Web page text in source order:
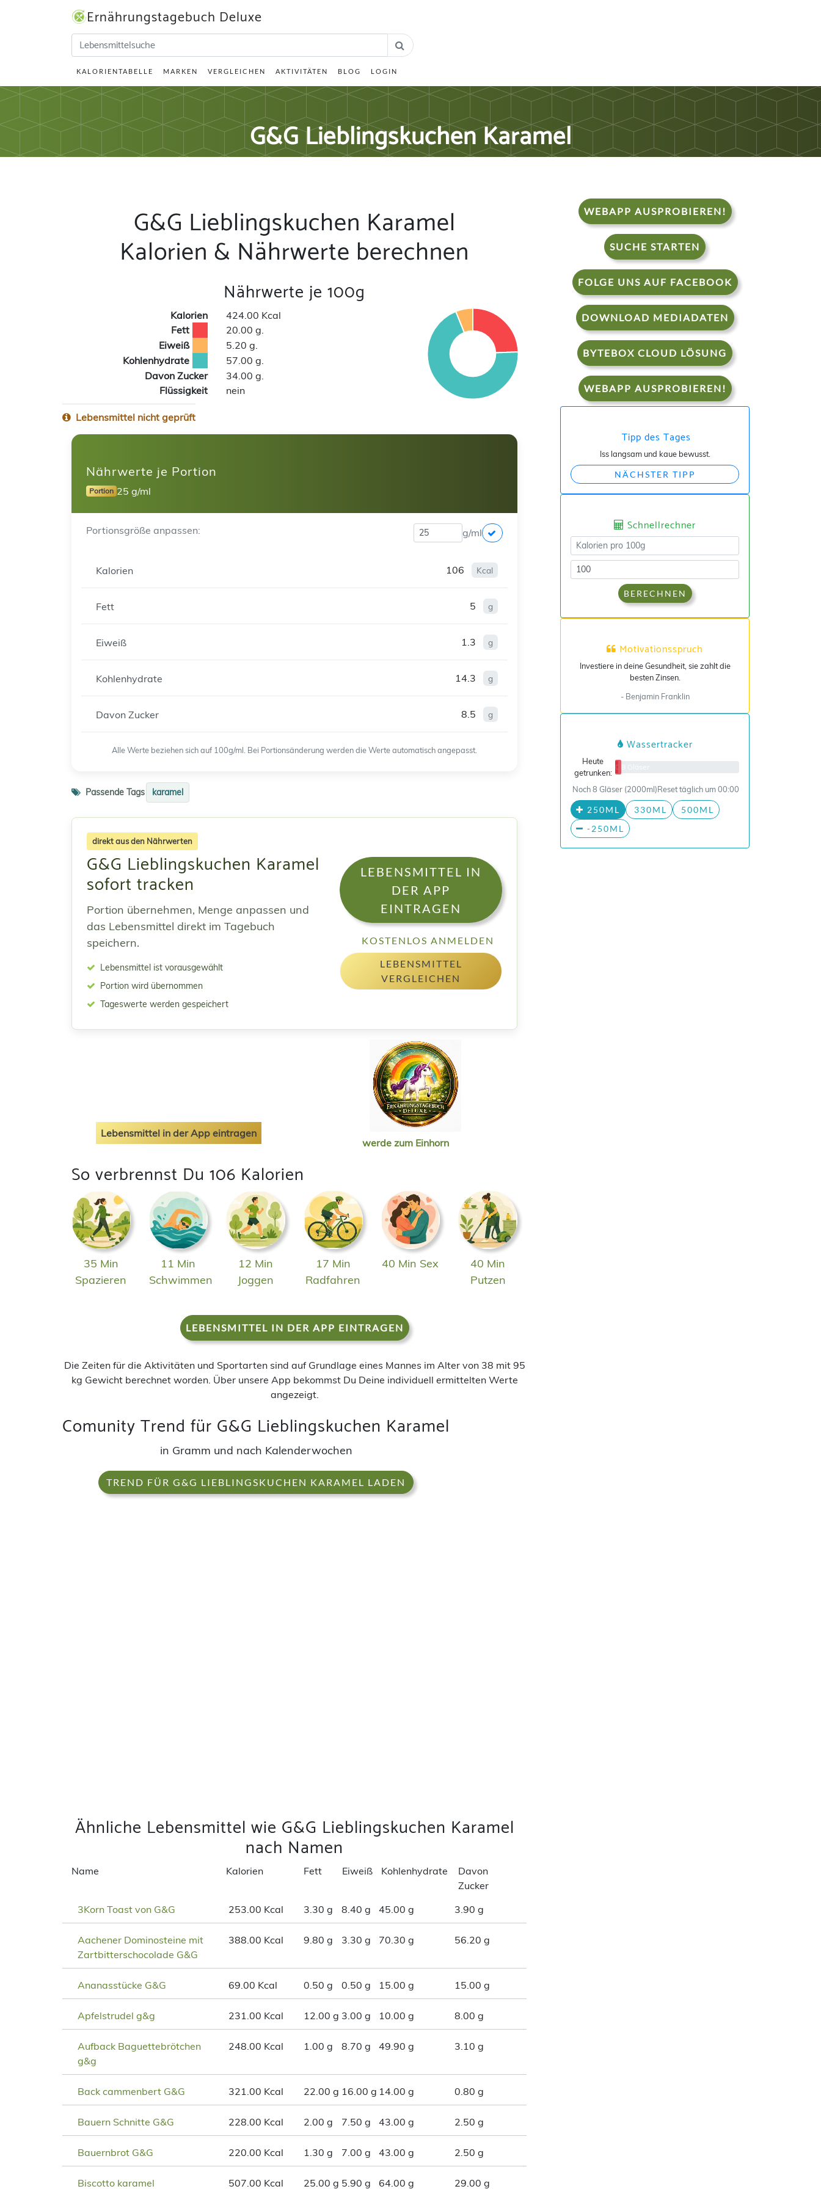
Ernährungstagebuch Deluxe
KALORIENTABELLE MARKEN VERGLEICHEN AKTIVITÄTEN BLOG LOGIN
G&G Lieblingskuchen Karamel
G&G Lieblingskuchen Karamel
Kalorien & Nährwerte berechnen
Nährwerte je 100g
Kalorien
424.00 Kcal
Fett
20.00 g.
Eiweiß
5.20 g.
Kohlenhydrate
57.00 g.
Davon Zucker
34.00 g.
Flüssigkeit
nein
Lebensmittel nicht geprüft
Nährwerte je Portion
Portion 25 g/ml
Portionsgröße anpassen: g/ml
Kalorien 106 Kcal
Fett 5 g
Eiweiß 1.3 g
Kohlenhydrate 14.3 g
Davon Zucker 8.5 g
Alle Werte beziehen sich auf 100g/ml. Bei Portionsänderung werden die Werte automatisch angepasst.
Passende Tags karamel
direkt aus den Nährwerten
G&G Lieblingskuchen Karamel
sofort tracken
Portion übernehmen, Menge anpassen und
das Lebensmittel direkt im Tagebuch
speichern.
Lebensmittel ist vorausgewählt
Portion wird übernommen
Tageswerte werden gespeichert
LEBENSMITTEL IN
DER APP
EINTRAGEN
KOSTENLOS ANMELDEN
LEBENSMITTEL
VERGLEICHEN
Lebensmittel in der App eintragen
werde zum Einhorn
So verbrennst Du 106 Kalorien
35 Min
Spazieren
11 Min
Schwimmen
12 Min
Joggen
17 Min
Radfahren
40 Min Sex
40 Min
Putzen
LEBENSMITTEL IN DER APP EINTRAGEN
Die Zeiten für die Aktivitäten und Sportarten sind auf Grundlage eines Mannes im Alter von 38 mit 95
kg Gewicht berechnet worden. Über unsere App bekommst Du Deine individuell ermittelten Werte
angezeigt.
Comunity Trend für G&G Lieblingskuchen Karamel
in Gramm und nach Kalenderwochen
TREND FÜR G&G LIEBLINGSKUCHEN KARAMEL LADEN
Ähnliche Lebensmittel wie G&G Lieblingskuchen Karamel
nach Namen
Name Kalorien Fett Eiweiß Kohlenhydrate
Davon
Zucker
3Korn Toast von G&G
253.00 Kcal 3.30 g 8.40 g 45.00 g 3.90 g
Aachener Dominosteine mit
Zartbitterschocolade G&G
388.00 Kcal 9.80 g 3.30 g 70.30 g 56.20 g
Ananasstücke G&G 69.00 Kcal 0.50 g 0.50 g 15.00 g 15.00 g
Apfelstrudel g&g 231.00 Kcal 12.00 g 3.00 g 10.00 g 8.00 g
Aufback Baguettebrötchen
g&g
248.00 Kcal 1.00 g 8.70 g 49.90 g 3.10 g
Back cammenbert G&G 321.00 Kcal 22.00 g 16.00 g 14.00 g 0.80 g
Bauern Schnitte G&G 228.00 Kcal 2.00 g 7.50 g 43.00 g 2.50 g
Bauernbrot G&G 220.00 Kcal 1.30 g 7.00 g 43.00 g 2.50 g
Biscotto karamel 507.00 Kcal 25.00 g 5.90 g 64.00 g 29.00 g
WEBAPP AUSPROBIEREN!
SUCHE STARTEN
FOLGE UNS AUF FACEBOOK
DOWNLOAD MEDIADATEN
BYTEBOX CLOUD LÖSUNG
WEBAPP AUSPROBIEREN!
Tipp des Tages
Iss langsam und kaue bewusst.
NÄCHSTER TIPP
Schnellrechner
BERECHNEN
Motivationsspruch
Investiere in deine Gesundheit, sie zahlt die
besten Zinsen.
- Benjamin Franklin
Wassertracker
Heute
getrunken:
0/8 Gläser
Noch 8 Gläser (2000ml)Reset täglich um 00:00
250ML 330ML
500ML
-250ML